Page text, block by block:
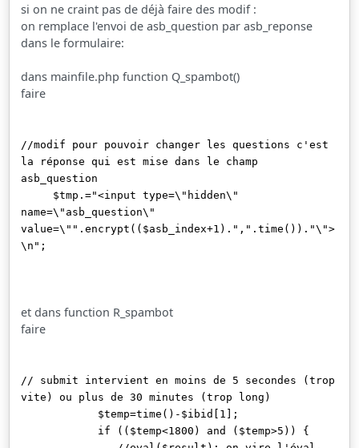
si on ne craint pas de déjà faire des modif :
on remplace l'envoi de asb_question par asb_reponse
dans le formulaire:
dans mainfile.php function Q_spambot()
faire
//modif pour pouvoir changer les questions c'est
la réponse qui est mise dans le champ
asb_question
$tmp.="<input type=\"hidden\"
name=\"asb_question\"
value=\"".encrypt(($asb_index+1).",".time())."\">
\n";
et dans function R_spambot
faire
// submit intervient en moins de 5 secondes (trop
vite) ou plus de 30 minutes (trop long)
$temp=time()-$ibid[1];
if (($temp<1800) and ($temp>5)) {